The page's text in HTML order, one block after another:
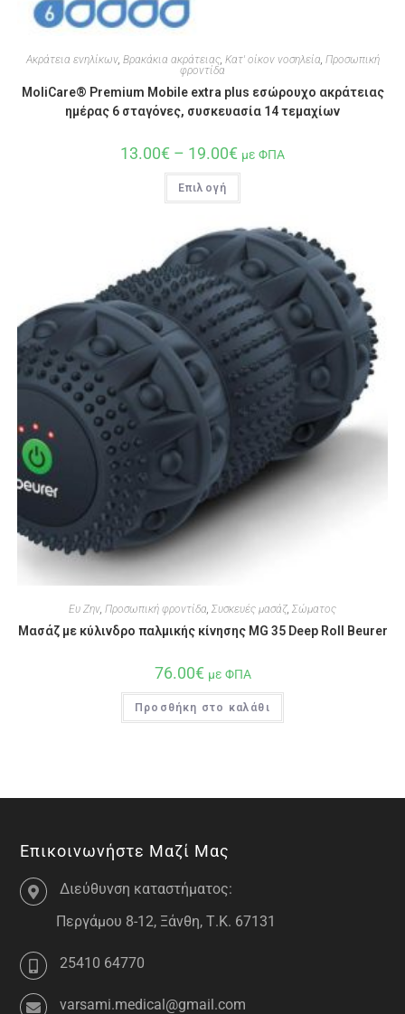
Ακράτεια ενηλίκων, Βρακάκια ακράτειας, Κατ' οίκον νοσηλεία, Προσωπική
φροντίδα
MoliCare® Premium Mobile extra plus εσώρουχο ακράτειας
ημέρας 6 σταγόνες, συσκευασία 14 τεμαχίων
13.00€ – 19.00€ με ΦΠΑ
Επιλογή
Ευ Ζην, Προσωπική φροντίδα, Συσκευές μασάζ, Σώματος
Μασάζ με κύλινδρο παλμικής κίνησης MG 35 Deep Roll Beurer
76.00€ με ΦΠΑ
Προσθήκη στο καλάθι
Επικοινωνήστε Μαζί Μας
Διεύθυνση καταστήματος:
Περγάμου 8-12, Ξάνθη, Τ.Κ. 67131
25410 64770
varsami.medical@gmail.com